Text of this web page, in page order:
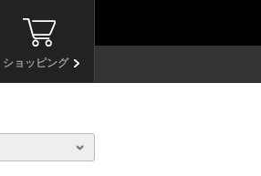
ショッピング